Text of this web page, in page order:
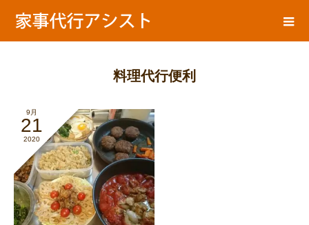
家事代行ブログ
シ
ス
の
料理代行便利
9月
21
2020